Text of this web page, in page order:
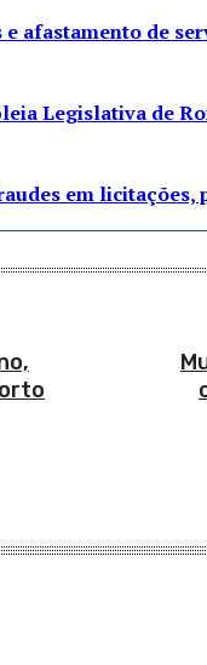
afastamento de
Legislativa de
em licitações,